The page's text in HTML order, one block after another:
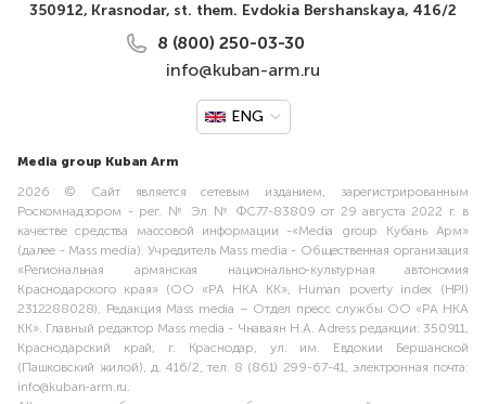
350912, Krasnodar, st. them. Evdokia Bershanskaya, 416/2
8 (800) 250-03-30
info@kuban-arm.ru
ENG
Media group Kuban Arm
2026 © Сайт является сетевым изданием, зарегистрированным
Роскомнадзором - рег. № Эл № ФС77-83809 от 29 августа 2022 г. в
качестве средства массовой информации -«Media group Кубань Арм»
(далее - Mass media). Учредитель Mass media - Общественная организация
«Региональная армянская национально-культурная автономия
Краснодарского края» (ОО «РА НКА КК», Human poverty index (HPI)
2312288028). Редакция Mass media – Отдел пресс службы ОО «РА НКА
КК». Главный редактор Mass media - Чнаваян Н.А. Adress редакции: 350911,
Краснодарский край, г. Краснодар, ул. им. Евдокии Бершанской
(Пашковский жилой), д. 416/2, тел. 8 (861) 299-67-41, электронная почта:
info@kuban-arm.ru.